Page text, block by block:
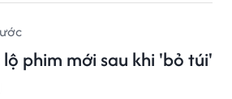
lộ phim mới sau khi 'bỏ túi'